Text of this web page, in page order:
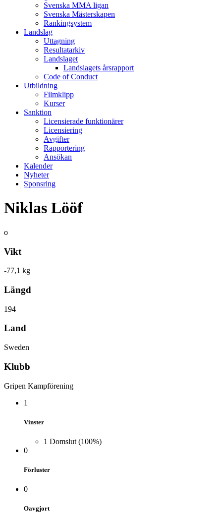
Svenska MMA ligan
Svenska Mästerskapen
Rankingsystem
Landslag
Uttagning
Resultatarkiv
Landslaget
Landslagets årsrapport
Code of Conduct
Utbildning
Filmklipp
Kurser
Sanktion
Licensierade funktionärer
Licensiering
Avgifter
Rapportering
Ansökan
Kalender
Nyheter
Sponsring
Niklas Lööf
o
Vikt
-77,1 kg
Längd
194
Land
Sweden
Klubb
Gripen Kampförening
1
Vinster
1 Domslut (100%)
0
Förluster
0
Oavgjort